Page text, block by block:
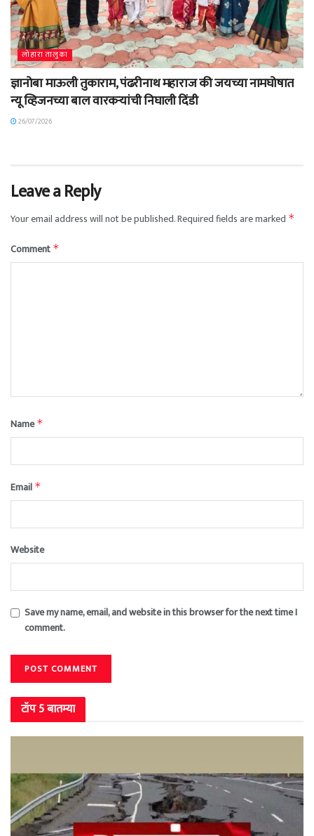
लोहारा तालुका
ज्ञानोबा माऊली तुकाराम, पंढरीनाथ महाराज की जयच्या नामघोषात
न्यू व्हिजनच्या बाल वारकऱ्यांची निघाली दिंडी
26/07/2026
Leave a Reply
Your email address will not be published.Required fields are marked *
Comment *
Name*
Email *
Website
Save my name, email, and website in this browser for the next time I
comment.
टॉप 5 बातम्या